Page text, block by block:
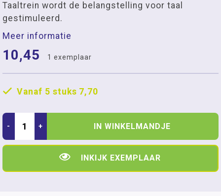
Taaltrein wordt de belangstelling voor taal
gestimuleerd.
Meer informatie
10,45 1 exemplaar
Vanaf 5 stuks 7,70
- + IN WINKELMANDJE
INKIJK EXEMPLAAR